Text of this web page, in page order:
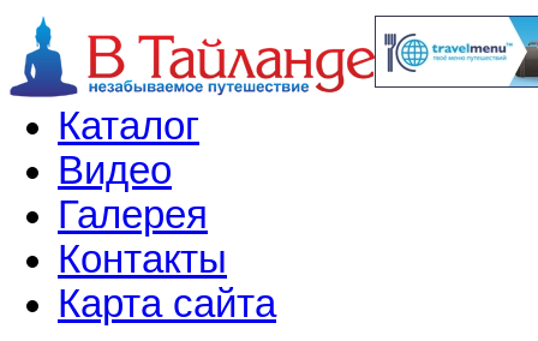
Каталог
Видео
Галерея
Контакты
Карта сайта